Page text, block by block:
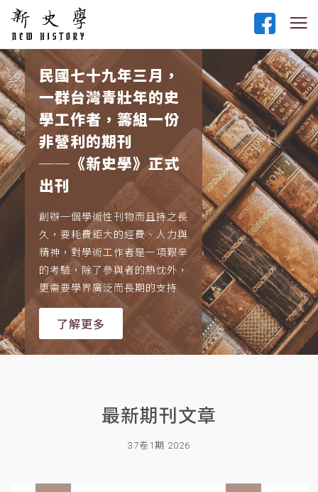
民國七十九年三月，
一群台灣青壯年的史
學工作者，籌組一份
非營利的期刊
──《新史學》正式
出刊
創辦一個學術性刊物而且持之長
久，要耗費鉅大的經費、人力與
精神，對學術工作者是一項艱辛
的考驗，除了參與者的熱忱外，
更需要學界廣泛而長期的支持
了解更多
最新期刊文章
37卷1期 2026